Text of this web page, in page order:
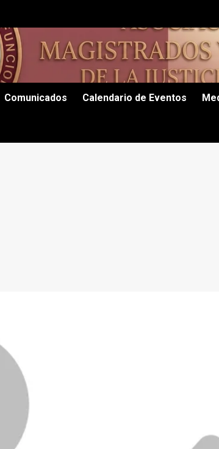
Comunicados Calendario de Eventos